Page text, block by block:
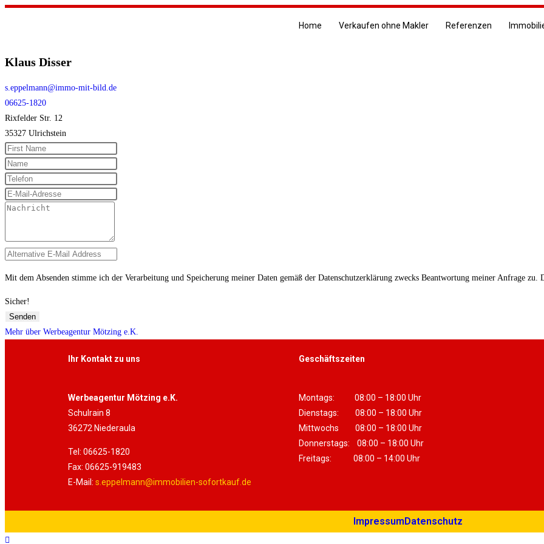
Home Verkaufen ohne Makler Referenzen
Klaus Disser
s.eppelmann@immo-mit-bild.de
06625-1820
Rixfelder Str. 12
35327 Ulrichstein
Mit dem Absenden stimme ich der Verarbeitung und Speicherung meiner Daten gemäß der Datenschutzerklärung zwecks Beantwortung meiner Anfrage
Sicher!
Senden
Mehr über Werbeagentur Mötzing e.K.
Ihr Kontakt zu uns
Werbeagentur Mötzing e.K.
Schulrain 8
36272 Niederaula
Tel: 06625-1820
Fax: 06625-919483
E-Mail: s.eppelmann@immobilien-sofortkauf.de
Geschäftszeiten
Montags: 08:00 – 18:00 Uhr
Dienstags: 08:00 – 18:00 Uhr
Mittwochs 08:00 – 18:00 Uhr
Donnerstags: 08:00 – 18:00 Uhr
Freitags: 08:00 – 14:00 Uhr
Impressum Datenschutz